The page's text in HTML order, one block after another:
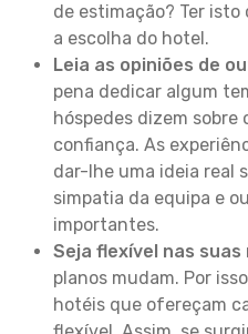
de estimação? Ter
a escolha do hotel.
Leia as opiniões de
pena dedicar algum
hóspedes dizem sobre
confiança. As
dar-lhe uma ideia real
simpatia da equipa e
importantes.
Seja flexível nas suas
planos mudam. Por
hotéis que ofereçam